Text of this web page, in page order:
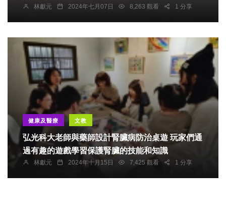
林獻元 2024年七月07日 8,263 觀看 1 分享
健康及醫療 文教
弘光科大老師與藥師設計腎臟病防治桌遊 玩家們通
過有趣的遊戲學習保護腎臟的技能和知識
林獻元 2024年十月15日 7,425 觀看 1 分享